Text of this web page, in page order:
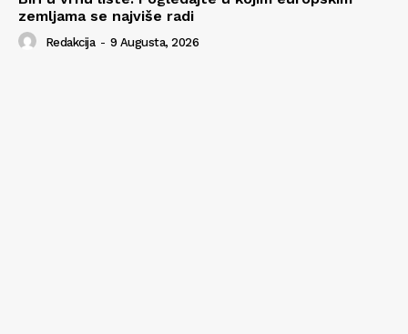
zemljama se najviše radi
Redakcija - 9 Augusta, 2026